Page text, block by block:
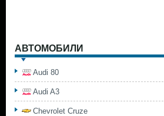
АВТОМОБИЛИ
Audi 80
Audi A3
Chevrolet Cruze